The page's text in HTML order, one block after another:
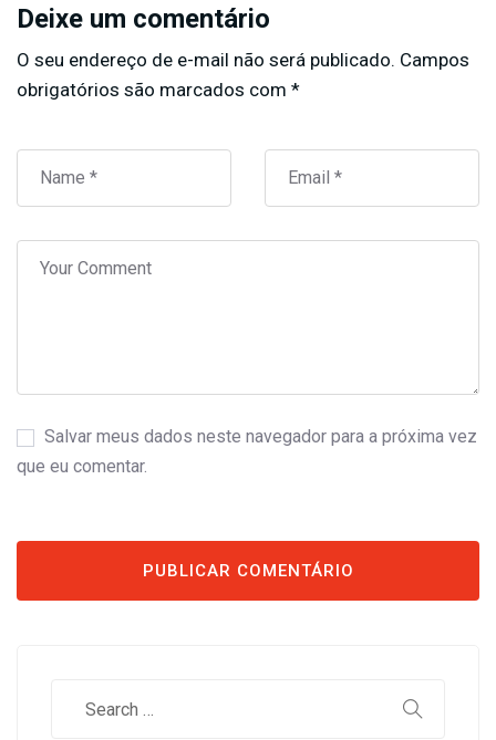
Deixe um comentário
O seu endereço de e-mail não será publicado. Campos
obrigatórios são marcados com *
Salvar meus dados neste navegador para a próxima vez
que eu comentar.